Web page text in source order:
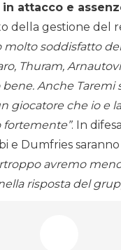
attacco e
della gestione del
molto soddisfatto
Thuram,
Anche Taremi
giocatore che io e
. In
e Dumfries
avremo
risposta del